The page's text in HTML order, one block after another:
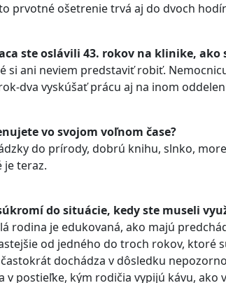
prvotné ošetrenie trvá aj do dvoch
ste oslávili 43. rokov na klinike,
si ani neviem predstaviť robiť.
dva vyskúšať prácu aj na inom
vo svojom voľnom čase?
do prírody, dobrú knihu, slnko,
je teraz.
do situácie, kedy ste museli
rodina je edukovaná, ako majú
od jedného do troch rokov, ktoré
dochádza v dôsledku
v postieľke, kým rodičia vypijú kávu,